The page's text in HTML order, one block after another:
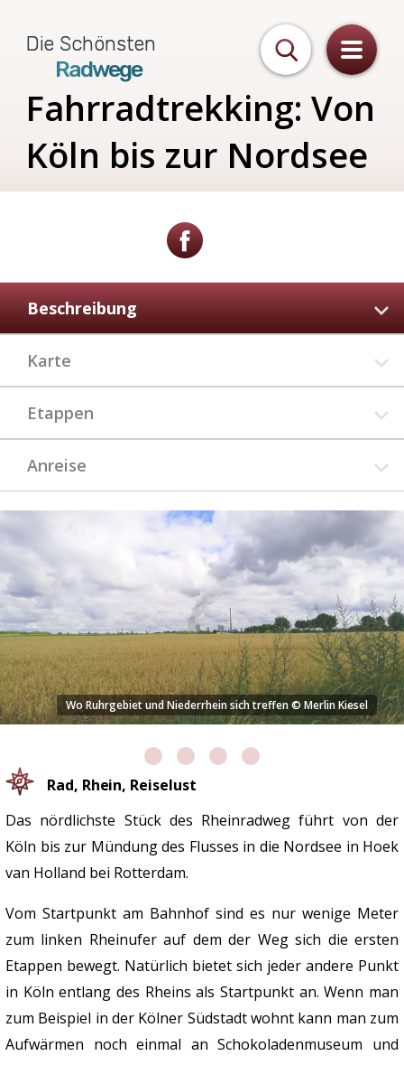
Die Schönsten
Radwege
Fahrradtrekking: Von
Köln bis zur Nordsee
Beschreibung
Karte
Etappen
Anreise
Wo Ruhrgebiet und Niederrhein sich treffen © Merlin Kiesel
Rad, Rhein, Reiselust
Das nördlichste Stück des Rheinradweg führt von der
Köln bis zur Mündung des Flusses in die Nordsee in Hoek
van Holland bei Rotterdam.
Vom Startpunkt am Bahnhof sind es nur wenige Meter
zum linken Rheinufer auf dem der Weg sich die ersten
Etappen bewegt. Natürlich bietet sich jeder andere Punkt
in Köln entlang des Rheins als Startpunkt an. Wenn man
zum Beispiel in der Kölner Südstadt wohnt kann man zum
Aufwärmen noch einmal an Schokoladenmuseum und